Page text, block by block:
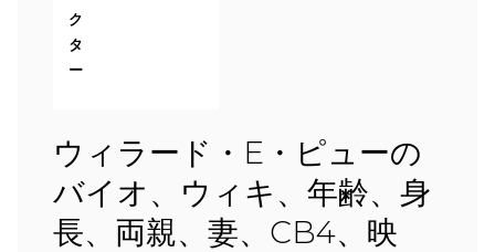
ク
タ
ー
ウィラード・E・ピューの
バイオ、ウィキ、年齢、身
長、両親、妻、CB4、映